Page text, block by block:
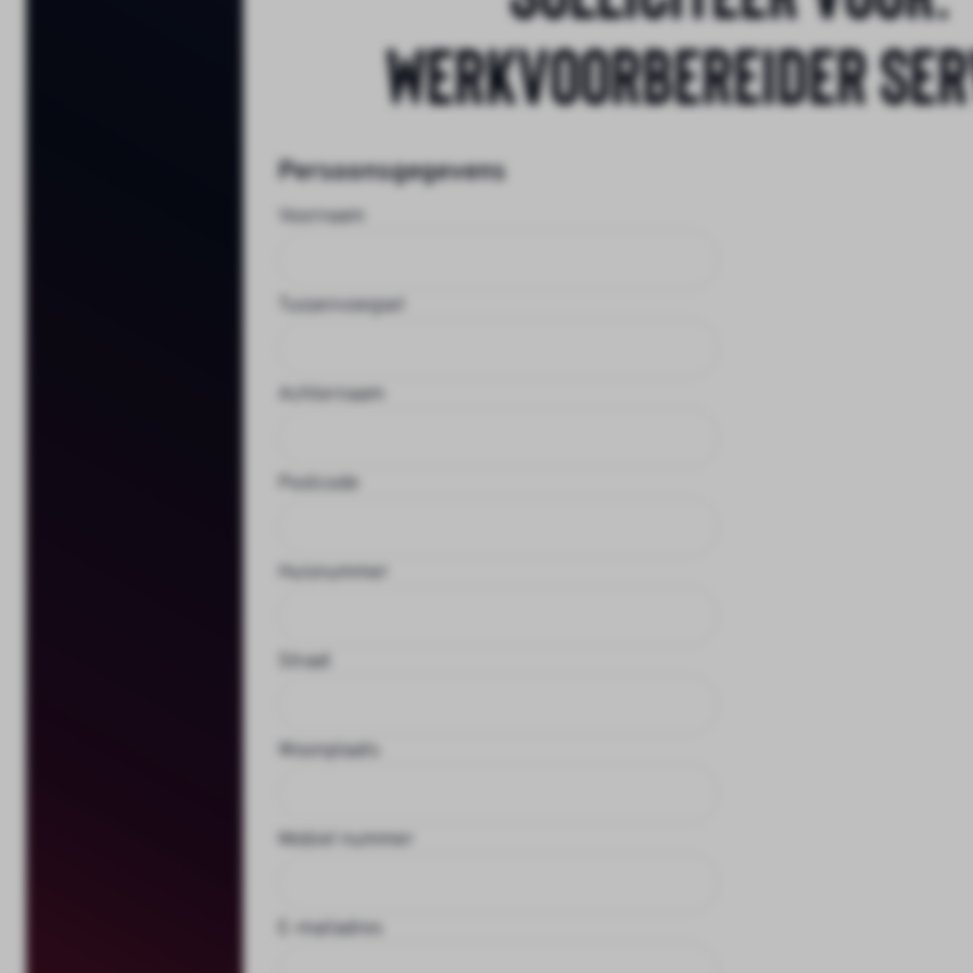
Werkvoorbereider
Persoonsgegevens
Voornaam
Tussenvoegsel
Achternaam
Postcode
Huisnummer
Straat
Woonplaats
Mobiel nummer
E-mailadres